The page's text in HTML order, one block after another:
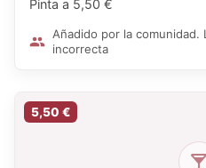
Pinta a 5,50 €
Añadido por la
incorrecta
5,50 €